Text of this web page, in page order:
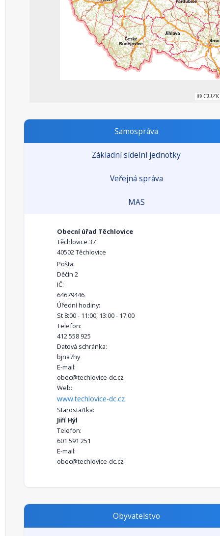
Samospráva
Základní sídelní jednotky
Veřejná správa
MAS
Obecní úřad Těchlovice
Těchlovice 37
40502 Těchlovice
Pošta:
Děčín 2
IČ:
64679446
Úřední hodiny:
St 8:00 - 11:00, 13:00 - 17:00
Telefon:
412 558 925
Datová schránka:
bjna7hy
E-mail:
obec@techlovice-dc.cz
Web:
www.techlovice-dc.cz
Starosta/tka:
Jiří Hýl
Telefon:
601 591 251
E-mail:
obec@techlovice-dc.cz
Obyvatelstvo